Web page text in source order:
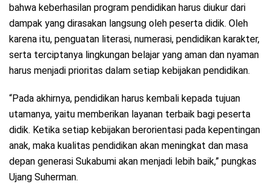
bahwa keberhasilan program pendidikan harus diukur dari
dampak yang dirasakan langsung oleh peserta didik. Oleh
karena itu, penguatan literasi, numerasi, pendidikan karakter,
serta terciptanya lingkungan belajar yang aman dan nyaman
harus menjadi prioritas dalam setiap kebijakan pendidikan.
“Pada akhirnya, pendidikan harus kembali kepada tujuan
utamanya, yaitu memberikan layanan terbaik bagi peserta
didik. Ketika setiap kebijakan berorientasi pada kepentingan
anak, maka kualitas pendidikan akan meningkat dan masa
depan generasi Sukabumi akan menjadi lebih baik,” pungkas
Ujang Suherman.